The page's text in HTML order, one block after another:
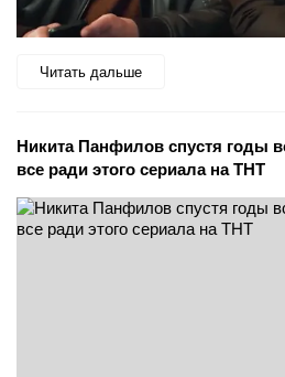
Читать дальше
Никита Панфилов спустя годы
все ради этого сериала на ТНТ